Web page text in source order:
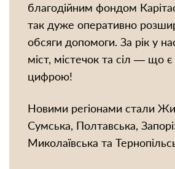
благодійним фондом
так дуже оперативно
обсяги допомоги. За рік у
міст, містечок та сіл — що
цифрою!
Новими регіонами стали
Сумська, Полтавська,
Миколаївська та